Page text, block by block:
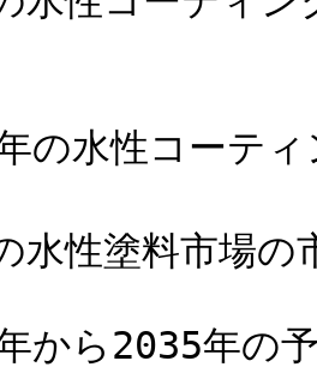
水性コーティ
性塗料市場の
ら2035年の